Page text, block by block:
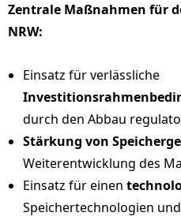
Zentrale Maßnahmen für
NRW:
Einsatz für verlässliche
durch den Abbau
Stärkung von
Weiterentwicklung des
Einsatz für einen
Speichertechnologien